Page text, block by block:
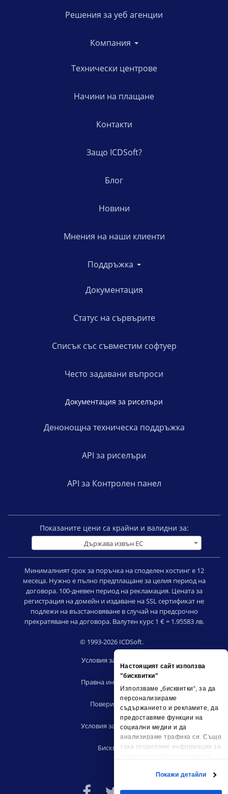
Настоящият сайт използва
"бисквитки"
Използваме „бисквитки“, за да
персонализираме
съдържанието и рекламите, да
предоставяме функции на
социални медии и да
анализираме трафика си. Също
така споделяме информация за
социални медии, рекламните си
Покажи детайли
Решения за уеб агенции
Компания
Технически центрове
Начини на плащане
Контакти
Защо ICDSoft?
Блог
Новини
Мнения на наши клиенти
Поддръжка
Документация
Статус на сървърите
Списък със съвместим софтуер
Често задавани въпроси
Документация за риселъри
Денонощна техническа поддръжка
API за риселъри
API за Контролен панел
Показаните цени са крайни и валидни за:
Държава извън ЕС
Минималният срок за поръчка на споделен хостинг е 12
месеца. Нужно е пълно предплащане за целия период на
договора. 100-дневен период на рекламация. Цената за
регистрация на домейн и издаване на SSL сертификат не
подлежи на възстановяване в случай на предсрочно
прекратяване на договора. Валутен курс 1 € = 1.95583 лв.
© 1993-2026 ICDSoft.
Условия за ползване
Правна информация
Поверителност
Условия за риселъри
Бисквитки